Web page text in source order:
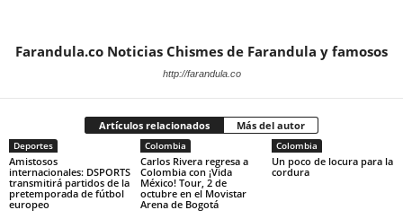
Farandula.co Noticias Chismes de Farandula y famosos
http://farandula.co
Artículos relacionados Más del autor
Deportes
Amistosos
internacionales: DSPORTS
transmitirá partidos de la
pretemporada de fútbol
europeo
Colombia
Carlos Rivera regresa a
Colombia con ¡Vida
México! Tour, 2 de
octubre en el Movistar
Arena de Bogotá
Colombia
Un poco de locura para la
cordura